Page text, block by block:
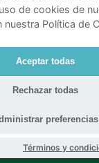
B.V.
de cookies de
Política de
Aceptar todas
Rechazar todas
preferencias
Términos y